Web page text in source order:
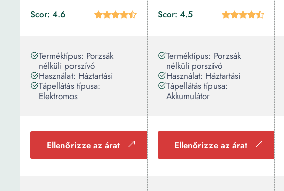
Scor: 4.6
Terméktípus: Porzsák
nélküli porszívó
Használat: Háztartási
Tápellátás típusa:
Elektromos
Ellenőrizze az árat
Scor: 4.5
Terméktípus: Porzsák
nélküli porszívó
Használat: Háztartási
Tápellátás típusa:
Akkumulátor
Ellenőrizze az árat